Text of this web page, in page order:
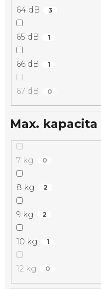
64 dB 3
65 dB 1
66 dB 1
67 dB 0
Max. kapacita
7 kg 0
8 kg 2
9 kg 2
10 kg 1
12 kg 0